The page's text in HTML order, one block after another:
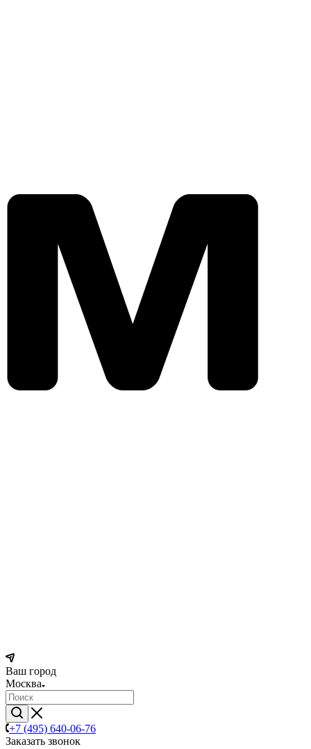
Ваш город
Москва
+7 (495) 640-06-76
Заказать звонок